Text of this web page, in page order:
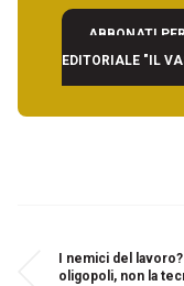
ABBONATI
EDITORIALE "IL
I nemici del
oligopoli, non la